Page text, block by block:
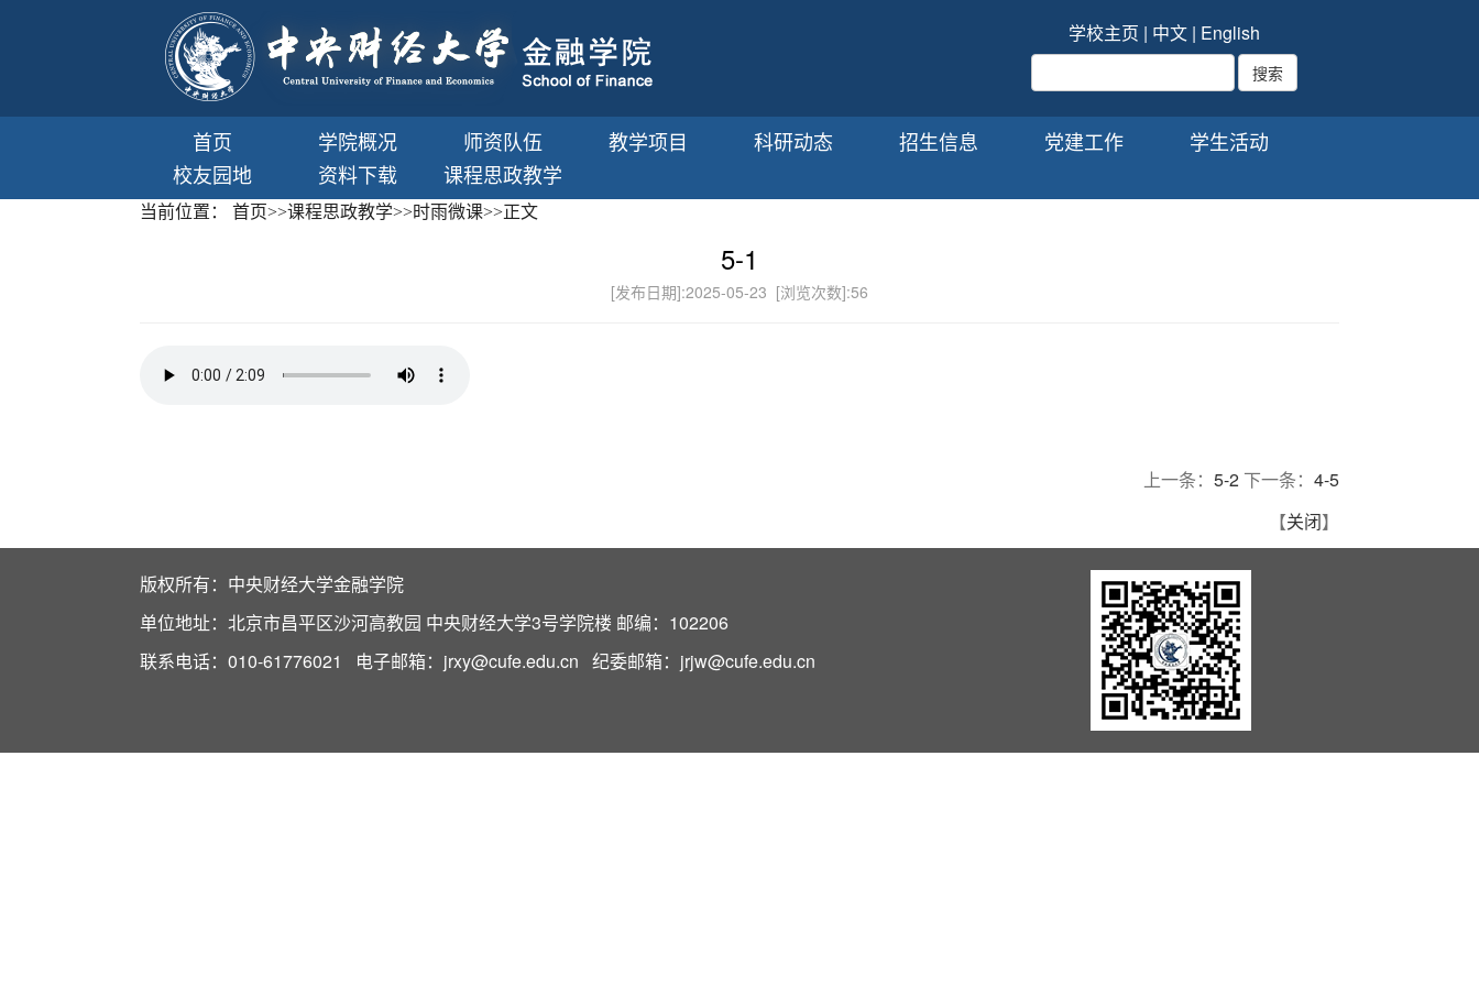
学校主页 | 中文 | English
首页 学院概况 师资队伍 教学项目 科研动态 招生信息 党建工作
学生活动
校友园地
资料下载 课程思政教学
当前位置： 首页>>课程思政教学>>时雨微课>>正文
5-1
[发布日期]:2025-05-23 [浏览次数]:56
上一条： 5-2 下一条： 4-5
【关闭】
版权所有：中央财经大学金融学院
单位地址：北京市昌平区沙河高教园 中央财经大学3号学院楼 邮编：102206
联系电话：010-61776021 电子邮箱：jrxy@cufe.edu.cn 纪委邮箱：jrjw@cufe.edu.cn